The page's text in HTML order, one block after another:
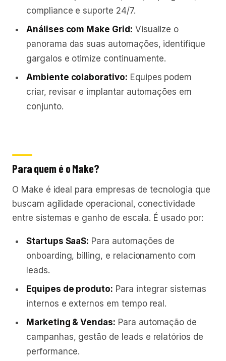
compliance e suporte 24/7.
Análises com Make Grid: Visualize o
panorama das suas automações, identifique
gargalos e otimize continuamente.
Ambiente colaborativo: Equipes podem
criar, revisar e implantar automações em
conjunto.
Para quem é o Make?
O Make é ideal para empresas de tecnologia que
buscam agilidade operacional, conectividade
entre sistemas e ganho de escala. É usado por:
Startups SaaS: Para automações de
onboarding, billing, e relacionamento com
leads.
Equipes de produto: Para integrar sistemas
internos e externos em tempo real.
Marketing & Vendas: Para automação de
campanhas, gestão de leads e relatórios de
performance.